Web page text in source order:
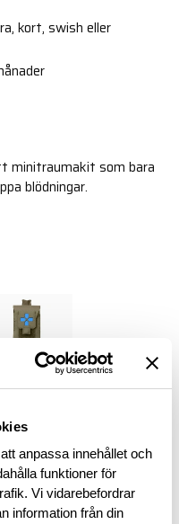
anpassa innehållet och
funktioner för
Vi vidarebefordrar
information från din
kort, swish eller
minitraumakit som bara
blödningar.